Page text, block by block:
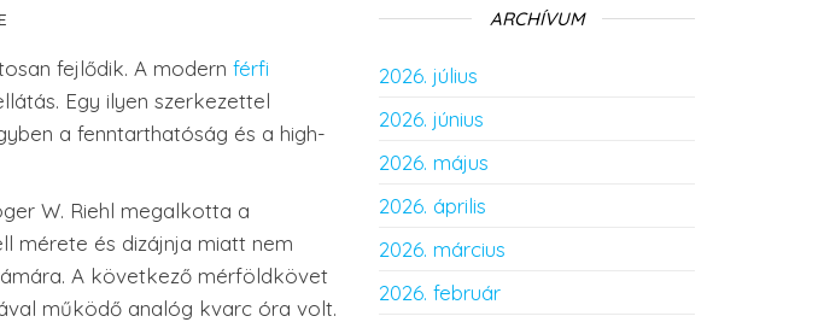
fejlődik. A modern férfi
Egy ilyen szerkezettel
a fenntarthatóság és a high-
W. Riehl megalkotta a
mérete és dizájnja miatt nem
A következő mérföldkövet
működő analóg kvarc óra volt.
ARCHÍVUM
2026. július
2026. június
2026. május
2026. április
2026. március
2026. február